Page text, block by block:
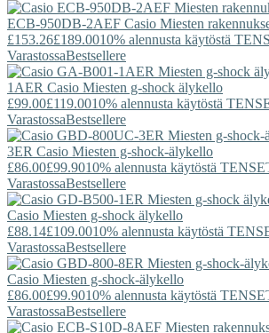
ECB-950DB-2AEF Casio Miesten
£153.26£189.0010% alennusta käytöstä
VarastossaBestsellere
1AER Casio Miesten g-shock älykello
£99.00£119.0010% alennusta käytöstä
VarastossaBestsellere
3ER Casio Miesten g-shock-älykello
£86.00£99.9010% alennusta käytöstä
VarastossaBestsellere
Casio Miesten g-shock älykello
£88.14£109.0010% alennusta käytöstä
VarastossaBestsellere
Casio Miesten g-shock-älykello
£86.00£99.9010% alennusta käytöstä
VarastossaBestsellere